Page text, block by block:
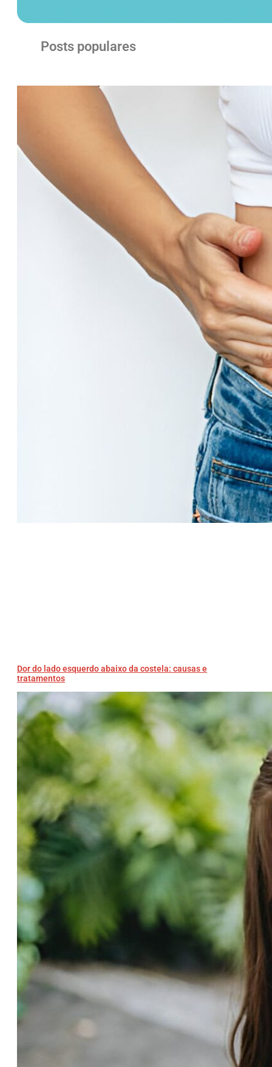
Posts populares
Dor do lado esquerdo abaixo da costela: causas e
tratamentos